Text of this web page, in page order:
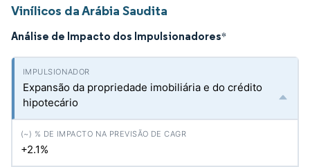
Vinílicos da Arábia Saudita
Análise de Impacto dos Impulsionadores*
Expansão da propriedade imobiliária e do crédito
hipotecário
+2.1%